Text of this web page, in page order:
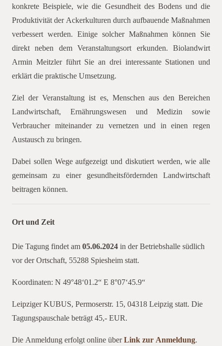
konkrete Beispiele, wie die Gesundheit des Bodens und die
Produktivität der Ackerkulturen durch aufbauende Maßnahmen
verbessert werden. Einige solcher Maßnahmen können Sie
direkt neben dem Veranstaltungsort erkunden. Biolandwirt
Armin Meitzler führt Sie an drei interessante Stationen und
erklärt die praktische Umsetzung.
Ziel der Veranstaltung ist es, Menschen aus den Bereichen
Landwirtschaft, Ernährungswesen und Medizin sowie
Verbraucher miteinander zu vernetzen und in einen regen
Austausch zu bringen.
Dabei sollen Wege aufgezeigt und diskutiert werden, wie alle
gemeinsam zu einer gesundheitsfördernden Landwirtschaft
beitragen können.
Ort und Zeit
Die Tagung findet am05.06.2024in der Betriebshalle südlich
vor der Ortschaft, 55288 Spiesheim statt.
Koordinaten: N 49°48‘01.2“ E 8°07‘45.9“
Leipziger KUBUS, Permoserstr. 15, 04318 Leipzig statt. Die
Tagungspauschale beträgt 45,- EUR.
Die Anmeldung erfolgt online überLink zur Anmeldung.